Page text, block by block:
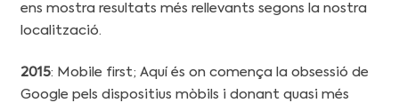
ens mostra resultats més rellevants segons la nostra
localització.
2015: Mobile first; Aquí és on comença la obsessió de
Google pels dispositius mòbils i donant quasi més